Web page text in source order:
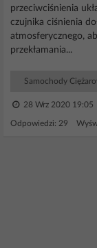
przeciwciśnienia
czujnika ciśnienia
atmosferycznego,
przekłamania...
Samochody
28 Wrz 2020 19:05
Odpowiedzi: 29